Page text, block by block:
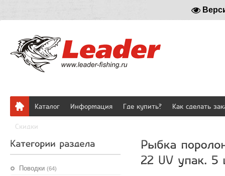
Каталог Информация Где купить? Как сделать
Скидки
Поводки (64)